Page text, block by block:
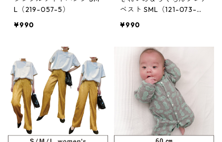
L（219-057-5）
¥990
ベスト SML（121-073-
¥990